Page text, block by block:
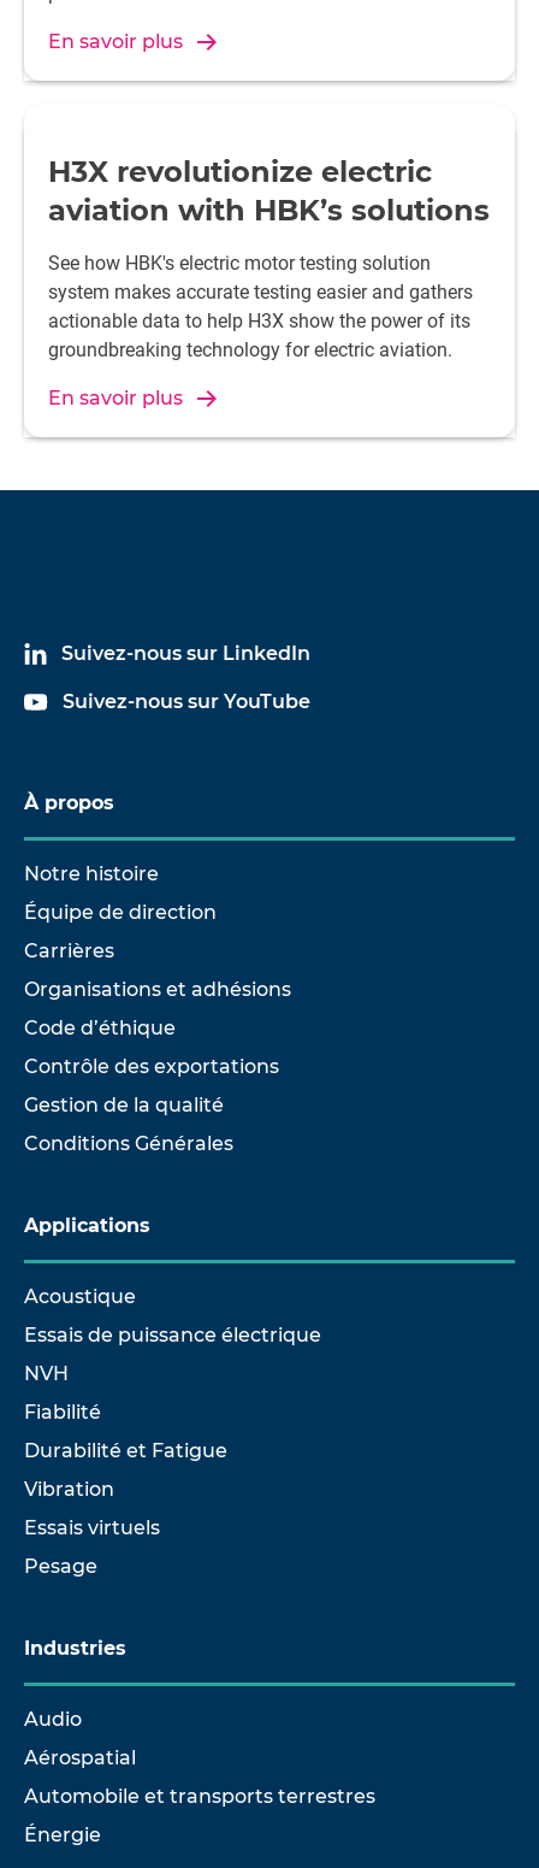
En savoir plus
H3X revolutionize electric
aviation with HBK’s solutions
See how HBK's electric motor testing solution
system makes accurate testing easier and gathers
actionable data to help H3X show the power of its
groundbreaking technology for electric aviation.
En savoir plus
Suivez-nous sur LinkedIn
Suivez-nous sur YouTube
À propos
Notre histoire
Équipe de direction
Carrières
Organisations et adhésions
Code d’éthique
Contrôle des exportations
Gestion de la qualité
Conditions Générales
Applications
Acoustique
Essais de puissance électrique
NVH
Fiabilité
Durabilité et Fatigue
Vibration
Essais virtuels
Pesage
Industries
Audio
Aérospatial
Automobile et transports terrestres
Énergie